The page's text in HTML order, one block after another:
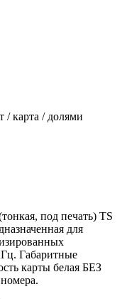
карта / долями
под печать) TS
для
Габаритные
карты белая БЕЗ